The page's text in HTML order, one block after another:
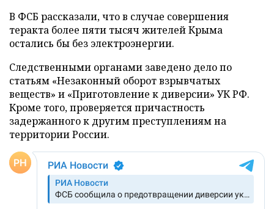
В ФСБ рассказали, что в случае совершения
теракта более пяти тысяч жителей Крыма
остались бы без электроэнергии.
Следственными органами заведено дело по
статьям «Незаконный оборот взрывчатых
веществ» и «Приготовление к диверсии» УК РФ.
Кроме того, проверяется причастность
задержанного к другим преступлениям на
территории России.